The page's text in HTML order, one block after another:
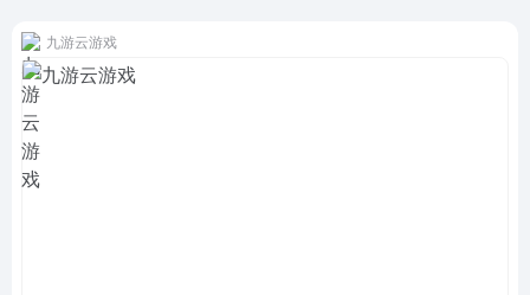
九游云游戏